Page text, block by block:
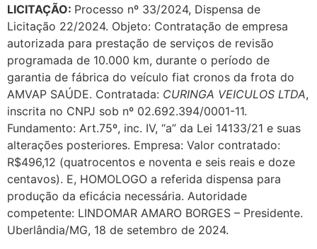
LICITAÇÃO: Processo nº 33/2024, Dispensa de
Licitação 22/2024. Objeto: Contratação de empresa
autorizada para prestação de serviços de revisão
programada de 10.000 km, durante o período de
garantia de fábrica do veículo fiat cronos da frota do
AMVAP SAÚDE. Contratada: CURINGA VEICULOS LTDA,
inscrita no CNPJ sob nº 02.692.394/0001-11.
Fundamento: Art.75º, inc. IV, “a” da Lei 14133/21 e suas
alterações posteriores. Empresa: Valor contratado:
R$496,12 (quatrocentos e noventa e seis reais e doze
centavos). E, HOMOLOGO a referida dispensa para
produção da eficácia necessária. Autoridade
competente: LINDOMAR AMARO BORGES – Presidente.
Uberlândia/MG, 18 de setembro de 2024.